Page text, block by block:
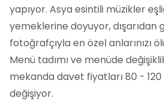
yapıyor. Asya esintili müzikler
yemeklerine doyuyor, dışarıdan
fotoğrafçıyla en özel anlarınızı
Menü tadımı ve menüde
mekanda davet fiyatları 80 - 120
değişiyor.